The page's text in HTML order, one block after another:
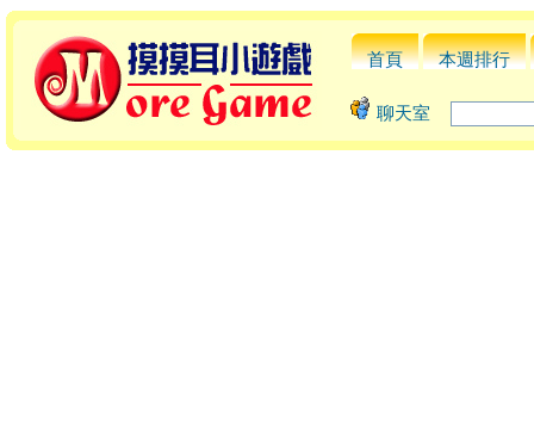
首頁 本週排行
聊天室